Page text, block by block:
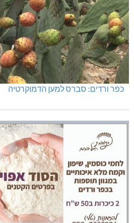
כפר ורדים: סברס למען הדמוקרטיה